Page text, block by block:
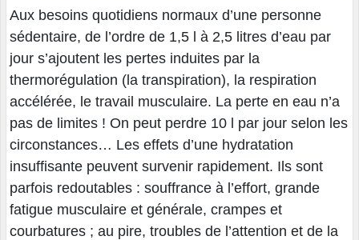
Aux besoins quotidiens normaux d’une personne
sédentaire, de l’ordre de 1,5 l à 2,5 litres d’eau par
jour s’ajoutent les pertes induites par la
thermorégulation (la transpiration), la respiration
accélérée, le travail musculaire. La perte en eau n’a
pas de limites ! On peut perdre 10 l par jour selon les
circonstances… Les effets d’une hydratation
insuffisante peuvent survenir rapidement. Ils sont
parfois redoutables : souffrance à l’effort, grande
fatigue musculaire et générale, crampes et
courbatures ; au pire, troubles de l’attention et de la